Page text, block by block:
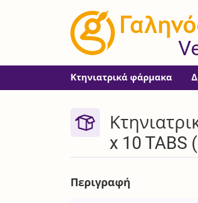
Κτηνιατρικά φάρμακα
x 10 TABS
Περιγραφή